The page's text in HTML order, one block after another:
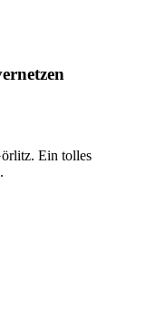
Ein tolles